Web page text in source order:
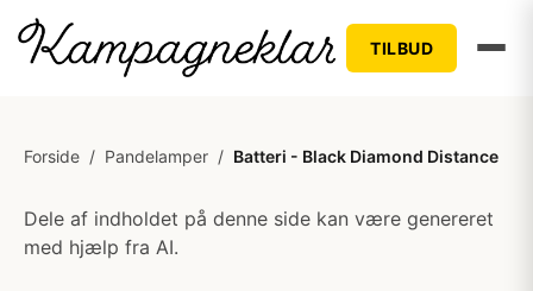
TILBUD
Forside / Pandelamper / Batteri - Black Diamond Distance
Dele af indholdet på denne side kan være genereret
med hjælp fra AI.